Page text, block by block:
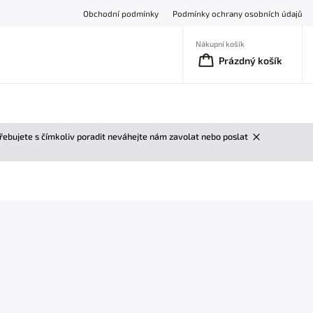
Obchodní podmínky Podmínky ochrany osobních údajů
Nákupní košík
Prázdný košík
s čímkoliv poradit neváhejte nám zavolat nebo poslat